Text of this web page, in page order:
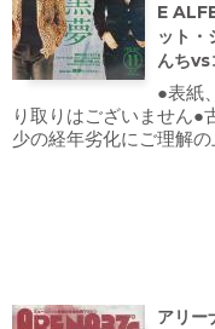
E
ット
んちvs
●表紙
り取りはございません●
少の経年劣化にご理解
アリー